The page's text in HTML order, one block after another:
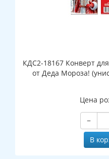
КДС2-18167 Конверт
от Деда Мороза!
Цена
−
В